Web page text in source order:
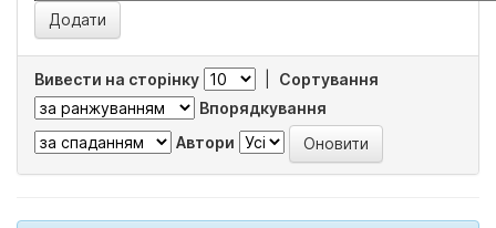
Вивести на сторінку
Сортування
Впорядкування
Автори